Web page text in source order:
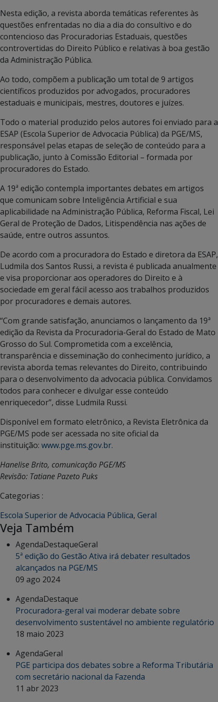
Nesta edição, a revista aborda temáticas referentes às
questões enfrentadas no dia a dia do consultivo e do
contencioso das Procuradorias Estaduais, questões
controvertidas do Direito Público e relativas à boa gestão
da Administração Pública.
Ao todo, compõem a publicação um total de 9 artigos
científicos produzidos por advogados, procuradores
estaduais e municipais, mestres, doutores e juízes.
Todo o material produzido pelos autores foi enviado para a
ESAP (Escola Superior de Advocacia Pública) da PGE/MS,
responsável pelas etapas de seleção de conteúdo para a
publicação, junto à Comissão Editorial – formada por
procuradores do Estado.
A 19ª edição contempla importantes debates em artigos
que comunicam sobre Inteligência Artificial e sua
aplicabilidade na Administração Pública, Reforma Fiscal, Lei
Geral de Proteção de Dados, Litispendência nas ações de
saúde, entre outros assuntos.
De acordo com a procuradora do Estado e diretora da ESAP,
Ludmila dos Santos Russi, a revista é publicada anualmente
e visa proporcionar aos operadores do Direito e à
sociedade em geral fácil acesso aos trabalhos produzidos
por procuradores e demais autores.
“Com grande satisfação, anunciamos o lançamento da 19ª
edição da Revista da Procuradoria-Geral do Estado de Mato
Grosso do Sul. Comprometida com a excelência,
transparência e disseminação do conhecimento jurídico, a
revista aborda temas relevantes do Direito, contribuindo
para o desenvolvimento da advocacia pública. Convidamos
todos para conhecer e divulgar esse conteúdo
enriquecedor”, disse Ludmila Russi.
Disponível em formato eletrônico, a Revista Eletrônica da
PGE/MS pode ser acessada no site oficial da
instituição: www.pge.ms.gov.br.
Hanelise Brito, comunicação PGE/MS
Revisão: Tatiane Pazeto Puks
Categorias :
Escola Superior de Advocacia Pública, Geral
Veja Também
AgendaDestaqueGeral
5ª edição do Gestão Ativa irá debater resultados
alcançados na PGE/MS
09 ago 2024
AgendaDestaque
Procuradora-geral vai moderar debate sobre
desenvolvimento sustentável no ambiente regulatório
18 maio 2023
AgendaGeral
PGE participa dos debates sobre a Reforma Tributária
com secretário nacional da Fazenda
11 abr 2023